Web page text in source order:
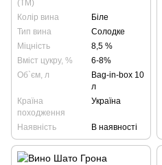
(ТМ)
Колір вина
Біле
Тип вина
Солодке
Міцність
8,5 %
Вміст цукру, %
6-8%
Об`єм, л
Bag-in-box 10
л
Країна
походження
Україна
Наявність В наявності